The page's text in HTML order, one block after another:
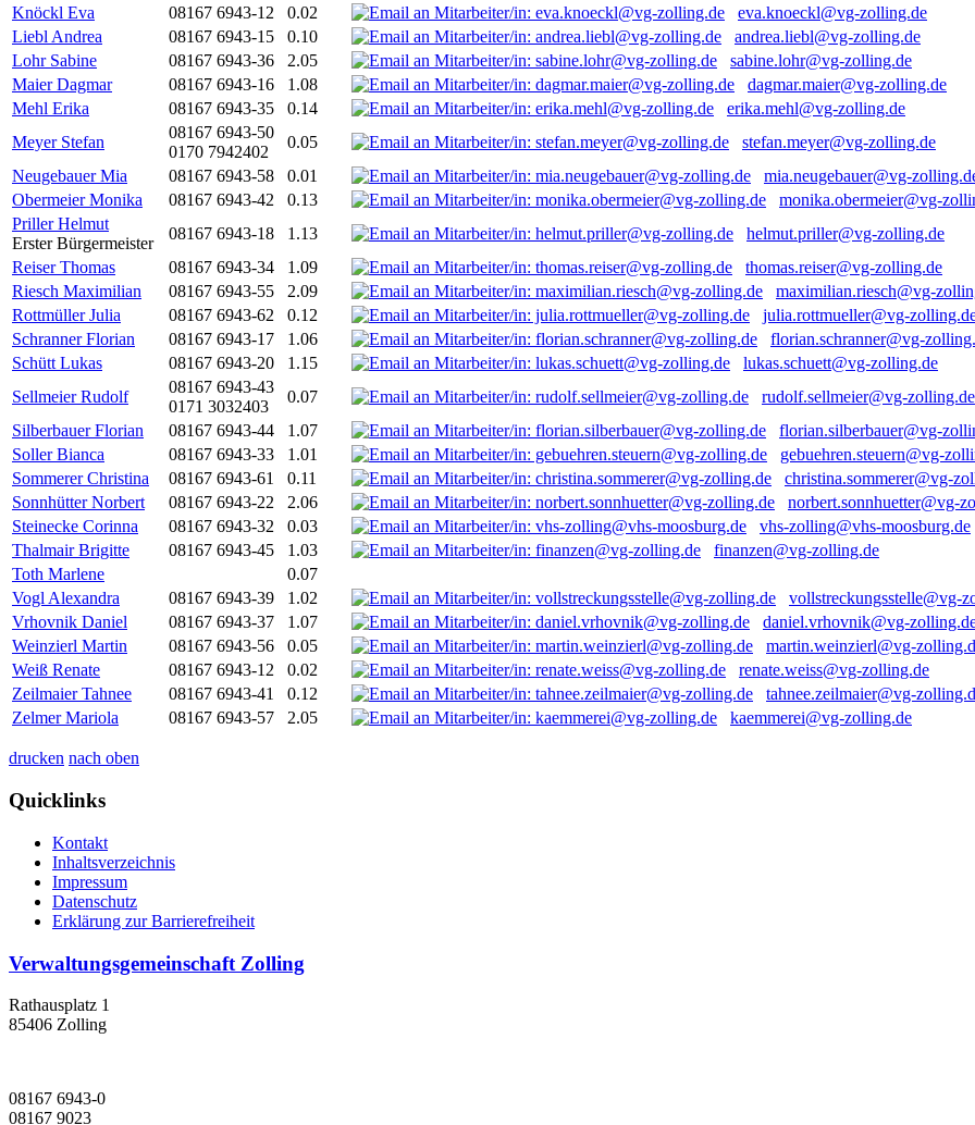
Knöckl Eva
08167 6943-12 0.02
eva.knoeckl@vg-zolling.de
Liebl Andrea
08167 6943-15 0.10
andrea.liebl@vg-zolling.de
Lohr Sabine
08167 6943-36 2.05
sabine.lohr@vg-zolling.de
Maier Dagmar
08167 6943-16 1.08
dagmar.maier@vg-zolling.de
Mehl Erika
08167 6943-35 0.14
erika.mehl@vg-zolling.de
Meyer Stefan
08167 6943-50
0170 7942402
0.05
stefan.meyer@vg-zolling.de
Neugebauer Mia
08167 6943-58 0.01
mia.neugebauer@vg-
Obermeier Monika
08167 6943-42 0.13
monika.obermeier@vg-
Priller Helmut
Erster Bürgermeister
08167 6943-18 1.13
helmut.priller@vg-zolling.de
Reiser Thomas
08167 6943-34 1.09
thomas.reiser@vg-zolling.de
Riesch Maximilian
08167 6943-55 2.09
maximilian.riesch@vg-
Rottmüller Julia
08167 6943-62 0.12
julia.rottmueller@vg-
Schranner Florian
08167 6943-17 1.06
florian.schranner@vg-
Schütt Lukas
08167 6943-20 1.15
lukas.schuett@vg-zolling.de
Sellmeier Rudolf
08167 6943-43
0171 3032403
0.07
rudolf.sellmeier@vg-zolling.de
Silberbauer Florian
08167 6943-44 1.07
florian.silberbauer@vg-
Soller Bianca
08167 6943-33 1.01
gebuehren.steuern@vg-
Sommerer Christina
08167 6943-61 0.11
christina.sommerer@vg-
Sonnhütter Norbert
08167 6943-22 2.06
norbert.sonnhuetter@vg-
Steinecke Corinna
08167 6943-32 0.03
vhs-zolling@vhs-moosburg.de
Thalmair Brigitte
08167 6943-45 1.03
finanzen@vg-zolling.de
Toth Marlene
0.07
Vogl Alexandra
08167 6943-39 1.02
vollstreckungsstelle@vg-
Vrhovnik Daniel
08167 6943-37 1.07
daniel.vrhovnik@vg-
Weinzierl Martin
08167 6943-56 0.05
martin.weinzierl@vg-
Weiß Renate
08167 6943-12 0.02
renate.weiss@vg-zolling.de
Zeilmaier Tahnee
08167 6943-41 0.12
tahnee.zeilmaier@vg-
Zelmer Mariola
08167 6943-57 2.05 kaemmerei@vg-zolling.de
drucken nach oben
Quicklinks
Kontakt
Inhaltsverzeichnis
Impressum
Datenschutz
Erklärung zur Barrierefreiheit
Verwaltungsgemeinschaft Zolling
Rathausplatz 1
85406 Zolling
08167 6943-0
08167 9023